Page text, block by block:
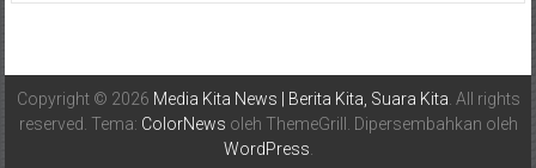
Copyright © 2026 Media Kita News | Berita Kita, Suara Kita . All rights
reserved. Tema: ColorNews oleh ThemeGrill. Dipersembahkan oleh
WordPress